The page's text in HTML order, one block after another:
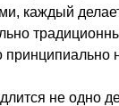
каждый
принципиально
не одно